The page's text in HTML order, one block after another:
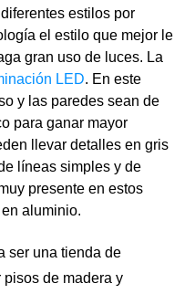
estilos por
el estilo que mejor le
gran uso de luces. La
LED. En este
y las paredes sean de
para ganar mayor
llevar detalles en gris
líneas simples y de
presente en estos
aluminio.
ser una tienda de
pisos de madera y